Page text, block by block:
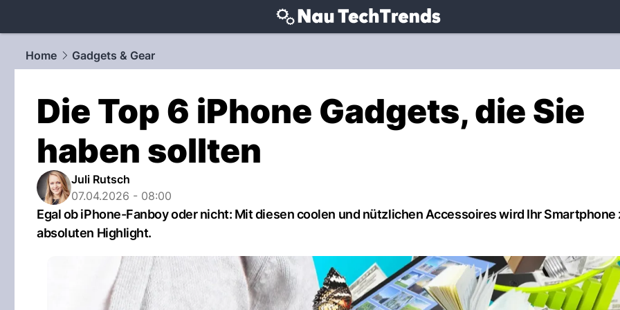
techtrends.NAU.ch
Home
Gadgets & Gear
Die Top 6 iPhone Gadgets, die Sie
haben sollten
Juli Rutsch
07.04.2026 - 08:00
Egal ob iPhone-Fanboy oder nicht: Mit diesen coolen und nützlichen Accessoires wird Ihr Smartphone
absoluten Highlight.